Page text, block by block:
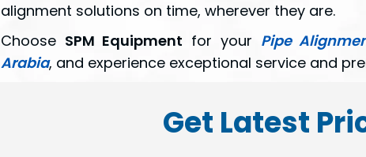
alignment solutions on time, wherever they are.
Choose SPM Equipment for your Pipe
Arabia, and experience exceptional service and
Get Latest